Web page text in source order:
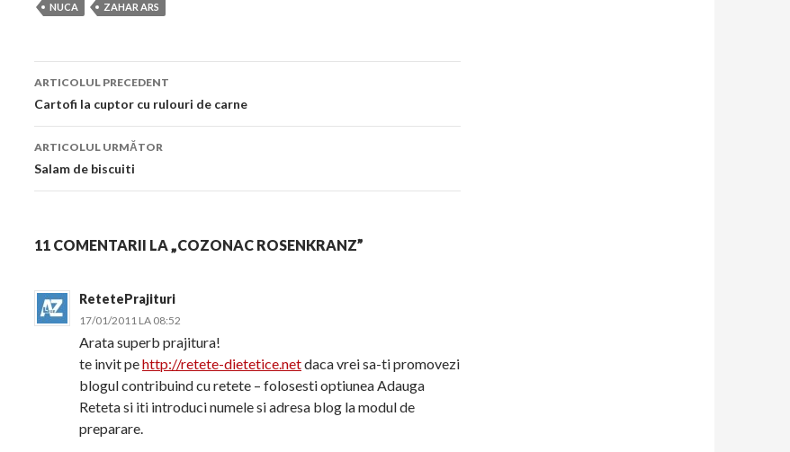
NUCA ZAHAR ARS
Navigare
în
articol
ARTICOLUL PRECEDENT
Cartofi la cuptor cu rulouri de carne
ARTICOLUL URMĂTOR
Salam de biscuiti
11 COMENTARII LA „COZONAC ROSENKRANZ”
RetetePrajituri
17/01/2011 LA 08:52
Arata superb prajitura!
te invit pehttp://retete-dietetice.netdaca vrei sa-ti promovezi
blogul contribuind cu retete – folosesti optiunea Adauga
Reteta si iti introduci numele si adresa blog la modul de
preparare.